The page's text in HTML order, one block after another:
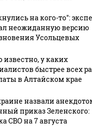
заявила
любви"
на кого-то":
неожиданную версию
Усольцевых
известно, у каких
быстрее всех
в Алтайском крае
назвали
приказ Зеленского:
СВО на 7 августа